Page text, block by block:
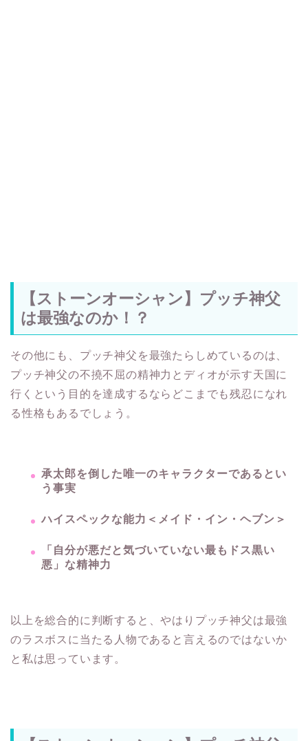
【ストーンオーシャン】プッチ神父
は最強なのか！？
その他にも、プッチ神父を最強たらしめているのは、
プッチ神父の不撓不屈の精神力とディオが示す天国に
行くという目的を達成するならどこまでも残忍になれ
る性格もあるでしょう。
承太郎を倒した唯一のキャラクターであるとい
う事実
ハイスペックな能力＜メイド・イン・ヘブン＞
「自分が悪だと気づいていない最もドス黒い
悪」な精神力
以上を総合的に判断すると、やはりプッチ神父は最強
のラスボスに当たる人物であると言えるのではないか
と私は思っています。